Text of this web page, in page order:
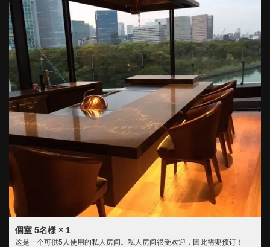
個室 5名様 × 1
这是一个可供5人使用的私人房间。私人房间很受欢迎，因此需要预订！